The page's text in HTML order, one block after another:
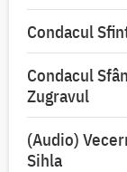
Condacul
Condacul
Zugravul
(Audio)
Sihla